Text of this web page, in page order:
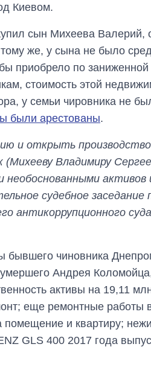
Киевом.
сын Михеева Валерий,
же, у сына не было
приобрело по
стоимость этой
у семьи чировника не
были арестованы.
и открыть
Владимиру
активов
судебное заседание
антикоррупционного
бывшего чиновника
Андрея
активы на 19,11
еще ремонтные работы
и квартиру;
GLS 400 2017 года